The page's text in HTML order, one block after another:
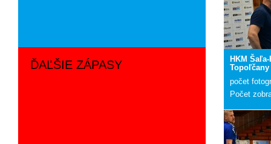
HKM
Topoľčany
počet
Počet
ĎAĽŠIE ZÁPASY